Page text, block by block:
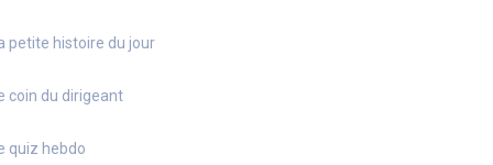
petite histoire du jour
coin du dirigeant
quiz hebdo